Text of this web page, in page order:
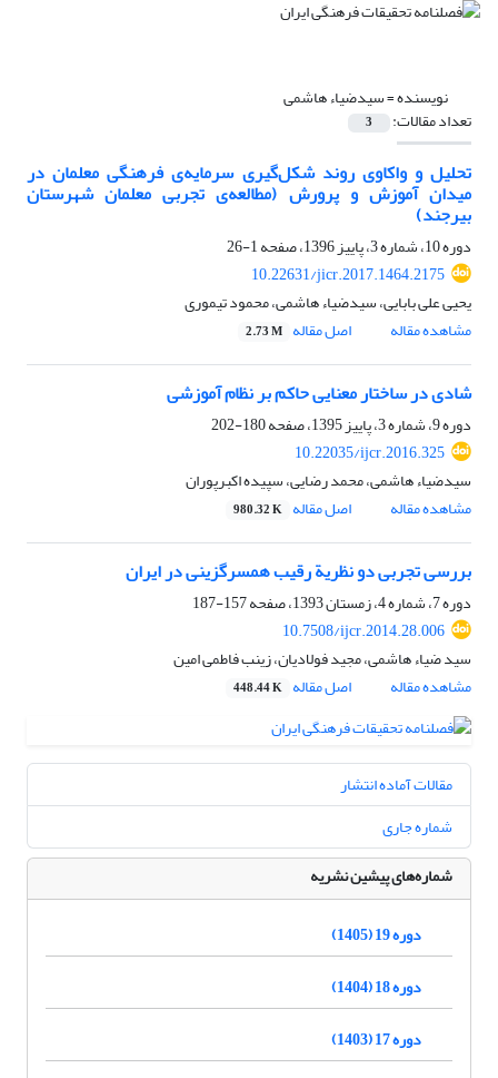
نویسنده =سیدضیاء هاشمی
تعداد مقالات: 3
تحلیل و واکاوی روند شکل‌گیری سرمایه‌ی فرهنگی معلمان در
میدان آموزش و پرورش (مطالعه‌ی تجربی معلمان شهرستان
بیرجند)
دوره 10، شماره 3، پاییز 1396، صفحه
1-26
10.22631/jicr.2017.1464.2175
یحیی علی بابایی، سیدضیاء هاشمی، محمود تیموری
مشاهده مقاله
اصل مقاله 2.73 M
شادی در ساختار معنایی حاکم بر نظام آموزشی
دوره 9، شماره 3، پاییز 1395، صفحه
180-202
10.22035/ijcr.2016.325
سیدضیاء هاشمی، محمد رضایی، سپیده اکبرپوران
مشاهده مقاله
اصل مقاله 980.32 K
بررسی تجربی دو نظریة رقیب‌ همسرگزینی در‌ ایران
دوره 7، شماره 4، زمستان 1393، صفحه
157-187
10.7508/ijcr.2014.28.006
سید ضیاء هاشمی، مجید فولادیان، زینب فاطمی امین
مشاهده مقاله
اصل مقاله 448.44 K
مقالات آماده انتشار
شماره جاری
شماره‌های پیشین نشریه
دوره 19 (1405)
دوره 18 (1404)
دوره 17 (1403)